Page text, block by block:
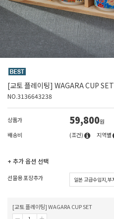
[교토 플레이팅] WAGARA CUP SET
NO.3136643238
상품가 59,800원
배송비
(조건) 지역별
+ 추가 옵션 선택
선물용 포장추가
[교토 플레이팅] WAGARA CUP SET